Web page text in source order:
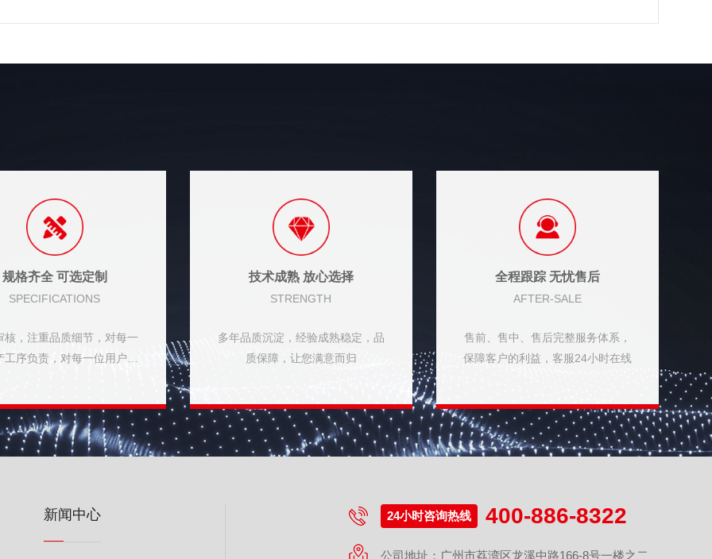
规格齐全 可选定制
SPECIFICATIONS
核，注重品质细节，对每一
工序负责，对每一位用户负
技术成熟 放心选择
STRENGTH
多年品质沉淀，经验成熟稳定，品
质保障，让您满意而归
全程跟踪 无忧售后
AFTER-SALE
售前、售中、售后完整服务体系，
保障客户的利益，客服24小时在线
新闻中心 24小时咨询热线 400-886-8322
公司地址：广州市荔湾区龙溪中路166-8号一楼之二